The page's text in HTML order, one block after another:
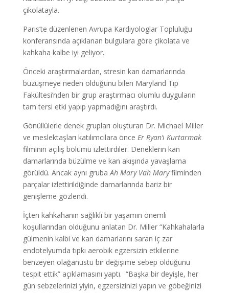
çikolatayla.
Paris’te düzenlenen Avrupa Kardiyologlar Topluluğu
konferansında açıklanan bulgulara göre çikolata ve
kahkaha kalbe iyi geliyor.
Önceki araştırmalardan, stresin kan damarlarında
büzüşmeye neden olduğunu bilen Maryland Tıp
Fakültesi’nden bir grup araştırmacı olumlu duyguların
tam tersi etki yapıp yapmadığını araştırdı.
Gönüllülerle denek grupları oluşturan Dr. Michael Miller
ve meslektaşları katılımcılara önce Er Ryan’ı Kurtarmak
filminin açılış bölümü izlettirdiler. Deneklerin kan
damarlarında büzülme ve kan akışında yavaşlama
görüldü. Ancak aynı grubaAh Mary Vah Maryfilminden
parçalar izlettirildiğinde damarlarında bariz bir
genişleme gözlendi.
İçten kahkahanın sağlıklı bir yaşamın önemli
koşullarından olduğunu anlatan Dr. Miller “Kahkahalarla
gülmenin kalbi ve kan damarlarını saran iç zar
endotelyumda tıpkı aerobik egzersizin etkilerine
benzeyen olağanüstü bir değişime sebep olduğunu
tespit ettik” açıklamasını yaptı. “Başka bir deyişle, her
gün sebzelerinizi yiyin, egzersizinizi yapın ve göbeğinizi